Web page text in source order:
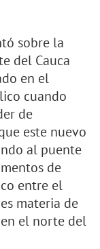
sobre la
del Cauca
en el
cuando
de
este nuevo
al puente
de
entre el
materia de
el norte del